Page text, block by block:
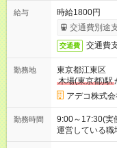
給与
時給1800円
交通費別途
交通費 交通費
勤務地
東京都江東区
木場(東京都)駅
アデコ株式会
勤務時間
9:00～17:30(
運営している職